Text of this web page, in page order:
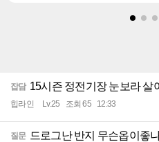
잡담 15시즌 정전기장 눈보라 살
힙라인 Lv.25 조회 65 12:33
질문 드로그난 반지 무슨옵이좋